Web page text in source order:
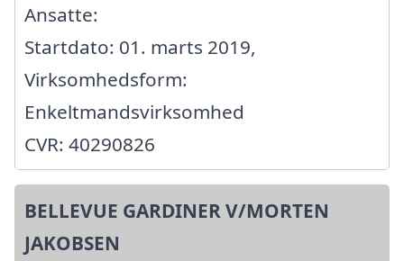
Ansatte:
Startdato: 01. marts 2019,
Virksomhedsform:
Enkeltmandsvirksomhed
CVR: 40290826
BELLEVUE GARDINER V/MORTEN
JAKOBSEN